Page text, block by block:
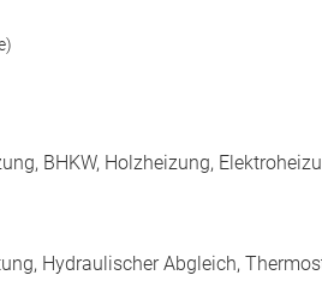
BHKW, Holzheizung,
Hydraulischer Abgleich,